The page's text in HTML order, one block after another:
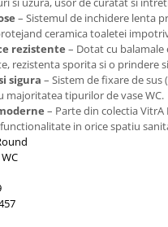
– Sistemul de inchidere lenta
ceramica toaletei
rezistente – Dotat cu
rezistenta sporita si o prindere
sigura – Sistem de fixare de
majoritatea tipurilor de vase WC.
– Parte din colectia VitrA
in orice spatiu